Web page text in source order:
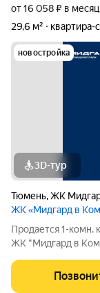
от 16 058 ₽ в месяц
29,6 м²
квартира-
новостройка
3D-тур
Тюмень,ЖК
ЖК «Мидгард в
Продается 1-комн.
ЖК "Мидгард в
выделено под
сторону. В